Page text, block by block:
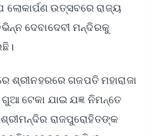
ଉତ୍ସବରେ ରାଜ୍ୟ
ଦେବାଦେବୀ ମନ୍ଦିରକୁ
ଶ୍ରୀନହରରେ ଗଜପତି ମହାରାଜା
ଟେକା ଯାଇ ଯଜ୍ଞ ନିମନ୍ତେ
ରାଜପୁରୋହିତଙ୍କ